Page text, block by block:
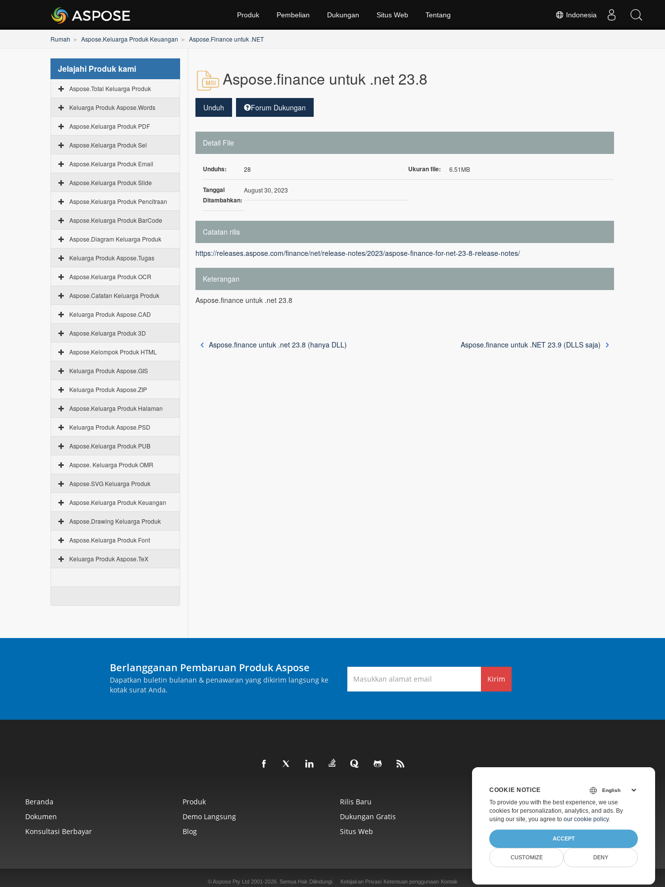
Indonesia
Produk Pembelian Dukungan Situs Web Tentang
Rumah Aspose.Keluarga Produk Keuangan Aspose.Finance untuk .NET
Jelajahi Produk kami
Aspose.Total Keluarga Produk
Keluarga Produk Aspose.Words
Aspose.Keluarga Produk PDF
Aspose.Keluarga Produk Sel
Aspose.Keluarga Produk Email
Aspose.Keluarga Produk Slide
Aspose.Keluarga Produk Pencitraan
Aspose.Keluarga Produk BarCode
Aspose.Diagram Keluarga Produk
Keluarga Produk Aspose.Tugas
Aspose.Keluarga Produk OCR
Aspose.Catatan Keluarga Produk
Keluarga Produk Aspose.CAD
Aspose.Keluarga Produk 3D
Aspose.Kelompok Produk HTML
Keluarga Produk Aspose.GIS
Keluarga Produk Aspose.ZIP
Aspose.Keluarga Produk Halaman
Keluarga Produk Aspose.PSD
Aspose.Keluarga Produk PUB
Aspose. Keluarga Produk OMR
Aspose.SVG Keluarga Produk
Aspose.Keluarga Produk Keuangan
Aspose.Drawing Keluarga Produk
Aspose.Keluarga Produk Font
Keluarga Produk Aspose.TeX
Aspose.finance untuk .net 23.8
Unduh Forum Dukungan
Detail File
Unduhs: 28 Ukuran file: 6.51MB
Tanggal
Ditambahkan:
August 30, 2023
Catatan rilis
https://releases.aspose.com/finance/net/release-notes/2023/aspose-finance-for-net-23-8-release-notes/
Keterangan
Aspose.finance untuk .net 23.8
Aspose.finance untuk .net 23.8 (hanya DLL) Aspose.finance untuk .NET 23.9 (DLLS saja)
Berlangganan Pembaruan Produk Aspose
Dapatkan buletin bulanan & penawaran yang dikirim langsung ke
kotak surat Anda.
Kirim
Beranda Produk Rilis Baru
Harga
Dokumen
Demo Langsung Dukungan Gratis
Dukungan Berbayar
Konsultasi Berbayar
Blog Situs Web Tentang
© Aspose Pty Ltd 2001-2026. Semua Hak Dilindungi. Kebijakan Privasi Ketentuan penggunaan Kontak
COOKIE NOTICE
To provide you with the best experience, we use
cookies for personalization, analytics, and ads. By
using our site, you agree to our cookie policy.
ACCEPT
CUSTOMIZE DENY